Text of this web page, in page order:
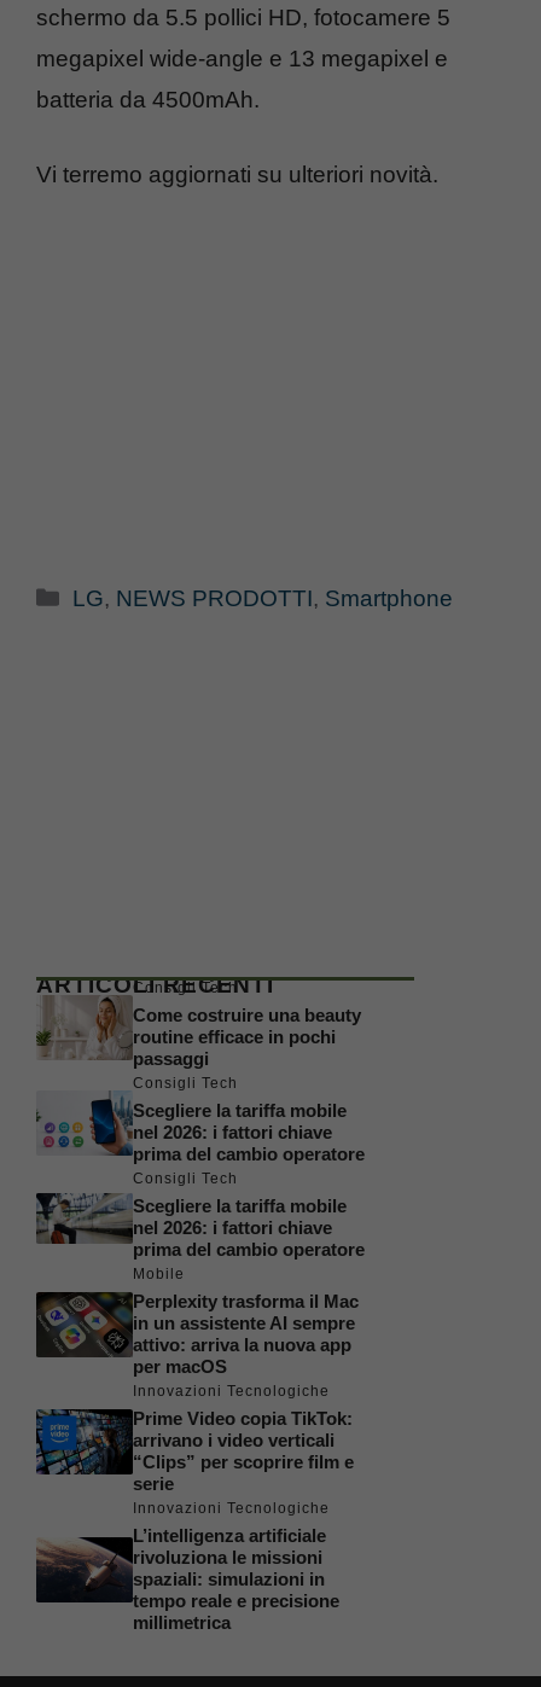
schermo da 5.5 pollici HD, fotocamere 5
megapixel wide-angle e 13 megapixel e
batteria da 4500mAh.
Vi terremo aggiornati su ulteriori novità.
Categorie
LG, NEWS PRODOTTI, Smartphone
ARTICOLI RECENTI
Consigli Tech
Come costruire una beauty
routine efficace in pochi
passaggi
Consigli Tech
Scegliere la tariffa mobile
nel 2026: i fattori chiave
prima del cambio operatore
Consigli Tech
Scegliere la tariffa mobile
nel 2026: i fattori chiave
prima del cambio operatore
Mobile
Perplexity trasforma il Mac
in un assistente AI sempre
attivo: arriva la nuova app
per macOS
Innovazioni Tecnologiche
Prime Video copia TikTok:
arrivano i video verticali
“Clips” per scoprire film e
serie
Innovazioni Tecnologiche
L’intelligenza artificiale
rivoluziona le missioni
spaziali: simulazioni in
tempo reale e precisione
millimetrica